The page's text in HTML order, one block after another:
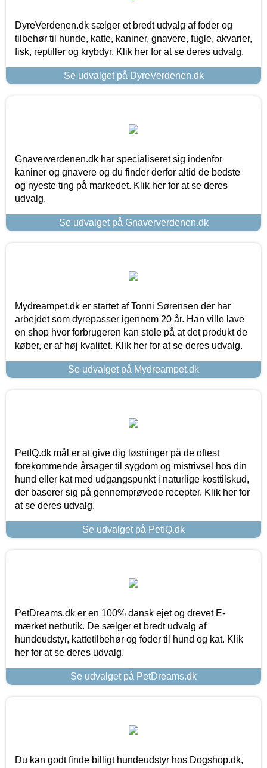
DyreVerdenen.dk sælger et bredt udvalg af foder og
tilbehør til hunde, katte, kaniner, gnavere, fugle, akvarier,
fisk, reptiller og krybdyr. Klik her for at se deres udvalg.
Se udvalget på DyreVerdenen.dk
Gnaververdenen.dk har specialiseret sig indenfor
kaniner og gnavere og du finder derfor altid de bedste
og nyeste ting på markedet. Klik her for at se deres
udvalg.
Se udvalget på Gnaververdenen.dk
Mydreampet.dk er startet af Tonni Sørensen der har
arbejdet som dyrepasser igennem 20 år. Han ville lave
en shop hvor forbrugeren kan stole på at det produkt de
køber, er af høj kvalitet. Klik her for at se deres udvalg.
Se udvalget på Mydreampet.dk
PetIQ.dk mål er at give dig løsninger på de oftest
forekommende årsager til sygdom og mistrivsel hos din
hund eller kat med udgangspunkt i naturlige kosttilskud,
der baserer sig på gennemprøvede recepter. Klik her for
at se deres udvalg.
Se udvalget på PetIQ.dk
PetDreams.dk er en 100% dansk ejet og drevet E-
mærket netbutik. De sælger et bredt udvalg af
hundeudstyr, kattetilbehør og foder til hund og kat. Klik
her for at se deres udvalg.
Se udvalget på PetDreams.dk
Du kan godt finde billigt hundeudstyr hos Dogshop.dk,